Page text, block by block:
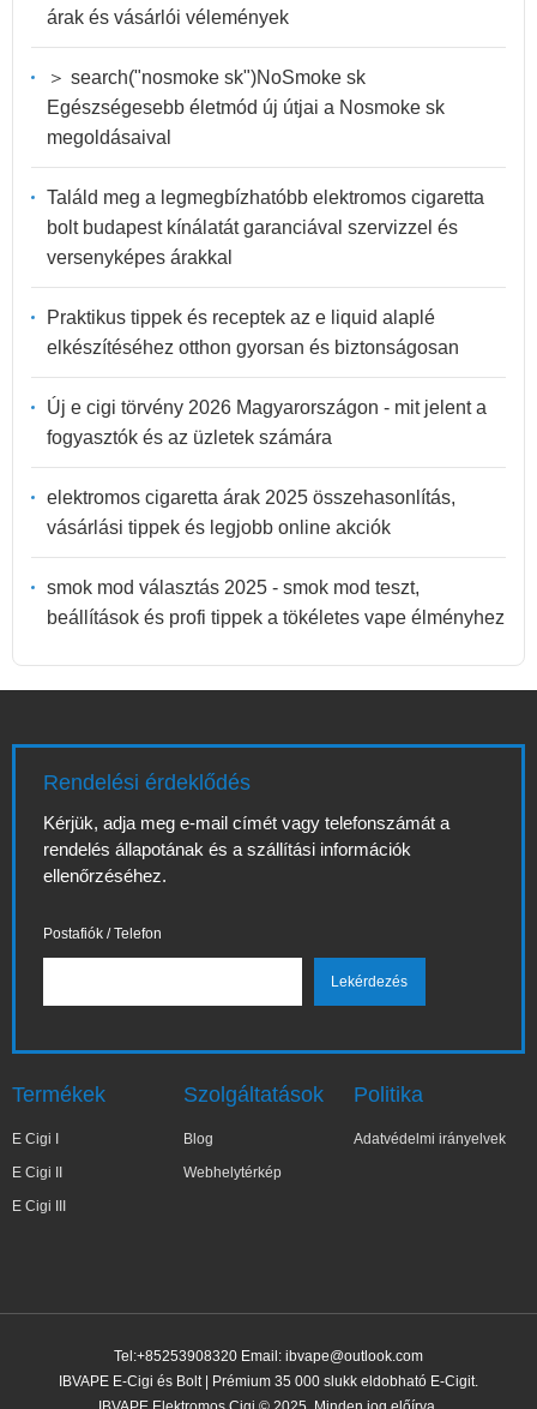
árak és vásárlói vélemények
＞ search("nosmoke sk")NoSmoke sk
Egészségesebb életmód új útjai a Nosmoke sk
megoldásaival
Találd meg a legmegbízhatóbb elektromos cigaretta
bolt budapest kínálatát garanciával szervizzel és
versenyképes árakkal
Praktikus tippek és receptek az e liquid alaplé
elkészítéséhez otthon gyorsan és biztonságosan
Új e cigi törvény 2026 Magyarországon - mit jelent a
fogyasztók és az üzletek számára
elektromos cigaretta árak 2025 összehasonlítás,
vásárlási tippek és legjobb online akciók
smok mod választás 2025 - smok mod teszt,
beállítások és profi tippek a tökéletes vape élményhez
Rendelési érdeklődés
Kérjük, adja meg e-mail címét vagy telefonszámát a
rendelés állapotának és a szállítási információk
ellenőrzéséhez.
Postafiók / Telefon
Termékek
E Cigi I
E Cigi II
E Cigi III
Szolgáltatások
Blog
Webhelytérkép
Politika
Adatvédelmi irányelvek
Tel:+85253908320 Email: ibvape@outlook.com
IBVAPE E-Cigi és Bolt | Prémium 35 000 slukk eldobható E-Cigit.